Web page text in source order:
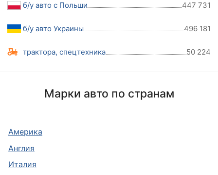
б/у авто с Польши 447 731
б/у авто Украины 496 181
трактора, спецтехника 50 224
Марки авто по странам
Америка
Англия
Италия